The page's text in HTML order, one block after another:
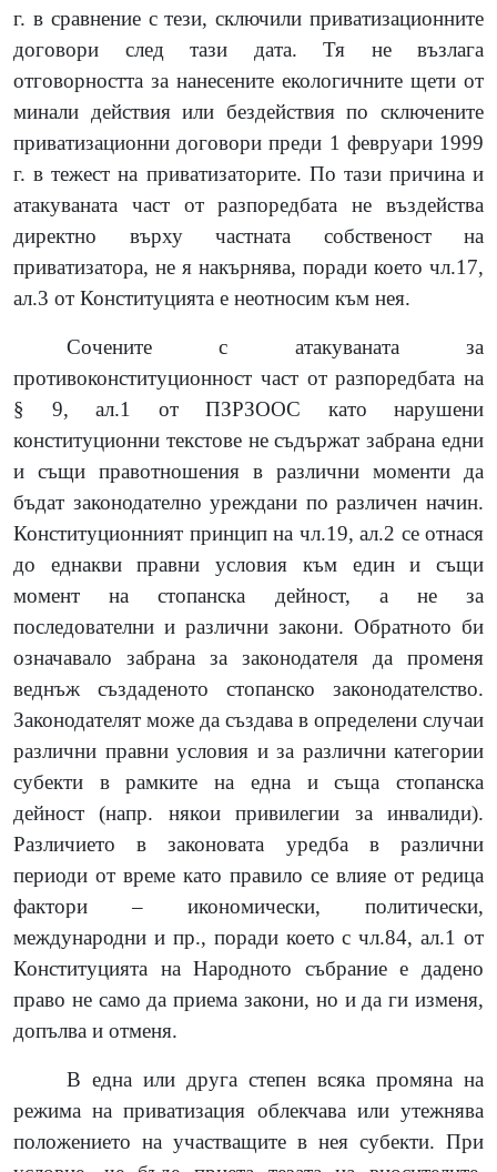
г. в сравнение с тези, сключили приватизационните
договори след тази дата. Тя не възлага
отговорността за нанесените екологичните щети от
минали действия или бездействия по сключените
приватизационни договори преди 1 февруари 1999
г. в тежест на приватизаторите. По тази причина и
атакуваната част от разпоредбата не въздейства
директно върху частната собственост на
приватизатора, не я накърнява, поради което чл.17,
ал.3 от Конституцията е неотносим към нея.
Сочените с атакуваната за
противоконституционност част от разпоредбата на
§ 9, ал.1 от ПЗРЗООС като нарушени
конституционни текстове не съдържат забрана едни
и същи правотношения в различни моменти да
бъдат законодателно уреждани по различен начин.
Конституционният принцип на чл.19, ал.2 се отнася
до еднакви правни условия към един и същи
момент на стопанска дейност, а не за
последователни и различни закони. Обратното би
означавало забрана за законодателя да променя
веднъж създаденото стопанско законодателство.
Законодателят може да създава в определени случаи
различни правни условия и за различни категории
субекти в рамките на една и съща стопанска
дейност (напр. някои привилегии за инвалиди).
Различието в законовата уредба в различни
периоди от време като правило се влияе от редица
фактори – икономически, политически,
международни и пр., поради което с чл.84, ал.1 от
Конституцията на Народното събрание е дадено
право не само да приема закони, но и да ги изменя,
допълва и отменя.
В една или друга степен всяка промяна на
режима на приватизация облекчава или утежнява
положението на участващите в нея субекти. При